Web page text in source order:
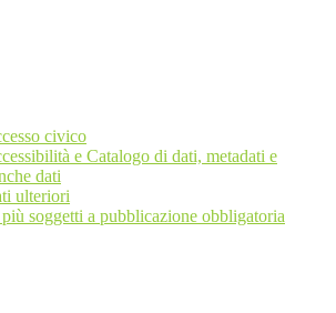
civico
e Catalogo di dati, metadati e
dati
ulteriori
soggetti a pubblicazione obbligatoria